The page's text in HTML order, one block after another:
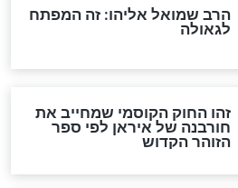
בוא המשיח יהיה
בתשובה?